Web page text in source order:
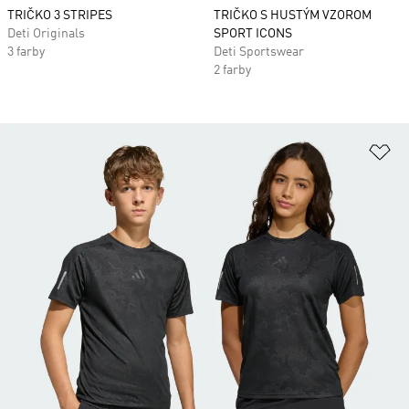
TRIČKO 3 STRIPES
Deti Originals
3 farby
TRIČKO S HUSTÝM VZOROM
SPORT ICONS
Deti Sportswear
2 farby